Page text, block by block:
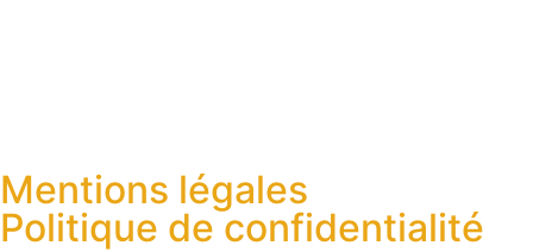
Mentions légales
Politique de confidentialité